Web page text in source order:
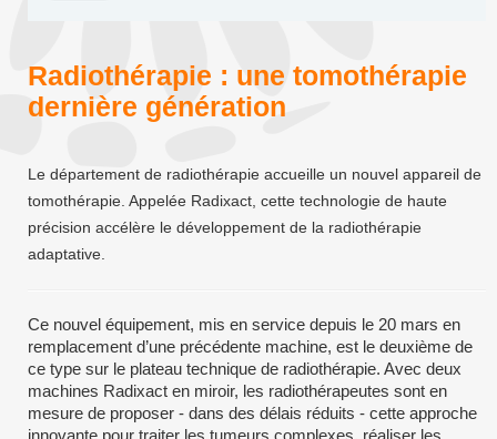
Radiothérapie : une tomothérapie
dernière génération
Le département de radiothérapie accueille un nouvel appareil de
tomothérapie. Appelée Radixact, cette technologie de haute
précision accélère le développement de la radiothérapie
adaptative.
Ce nouvel équipement, mis en service depuis le 20 mars en
remplacement d’une précédente machine, est le deuxième de
ce type sur le plateau technique de radiothérapie. Avec deux
machines Radixact en miroir, les radiothérapeutes sont en
mesure de proposer - dans des délais réduits - cette approche
innovante pour traiter les tumeurs complexes, réaliser les